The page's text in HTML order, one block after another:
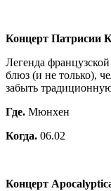
Концерт Патрисии
Легенда
блюз (и не только),
забыть
Где. Мюнхен
Когда. 06.02
Концерт